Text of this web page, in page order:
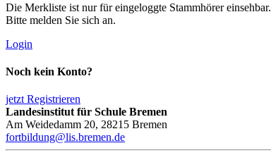
Die Merkliste ist nur für eingeloggte Stammhörer einsehbar.
Bitte melden Sie sich an.
Login
Noch kein Konto?
jetzt Registrieren
Landesinstitut für Schule Bremen
Am Weidedamm 20, 28215 Bremen
fortbildung@lis.bremen.de